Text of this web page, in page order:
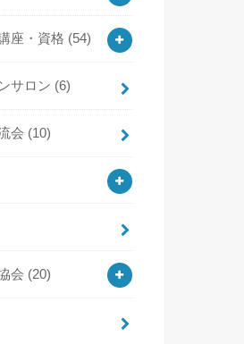
座・資格 (54)
サロン (6)
会 (10)
会 (20)